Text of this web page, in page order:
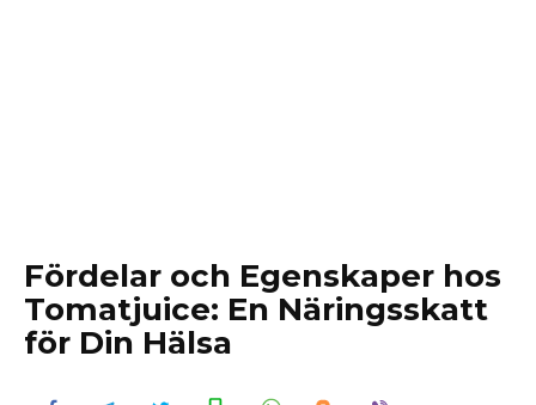
Fördelar och Egenskaper hos
Tomatjuice: En Näringsskatt
för Din Hälsa